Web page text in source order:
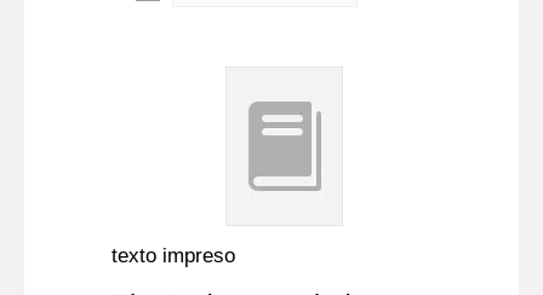
texto impreso